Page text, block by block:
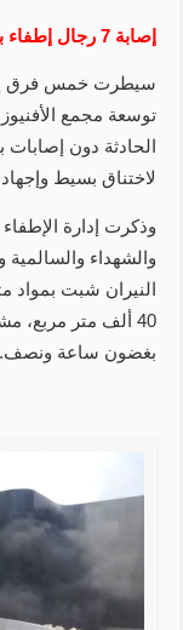
إصابة 7 رجال إطفاء بإجهاد واختناق بسيط
سيطرت خمس فرق
توسعة مجمع
الحادثة دون إصابات
لاختناق بسيط
وذكرت إدارة
والشهداء والسالمية
النيران شبت بمواد
40 ألف متر مربع،
بغضون ساعة ونصف.